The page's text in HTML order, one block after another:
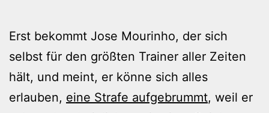
Erst bekommt Jose Mourinho, der sich
selbst für den größten Trainer aller Zeiten
hält, und meint, er könne sich alles
erlauben, eine Strafe aufgebrummt, weil er